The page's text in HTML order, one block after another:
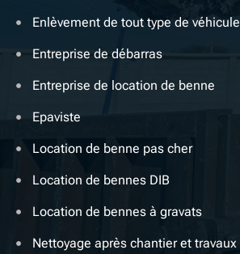
Enlèvement de tout type de véhicule
Entreprise de débarras
Entreprise de location de benne
Epaviste
Location de benne pas cher
Location de bennes DIB
Location de bennes à gravats
Nettoyage après chantier et travaux